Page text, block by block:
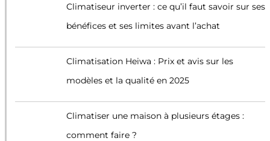
Climatiseur inverter : ce qu’il faut savoir sur ses
bénéfices et ses limites avant l’achat
Climatisation Heiwa : Prix et avis sur les
modèles et la qualité en 2025
Climatiser une maison à plusieurs étages :
comment faire ?